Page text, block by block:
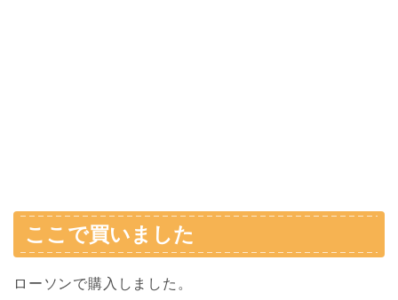
ここで買いました
ローソンで購入しました。